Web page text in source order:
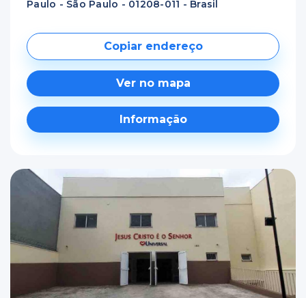
Paulo - São Paulo - 01208-011 - Brasil
Copiar endereço
Ver no mapa
Informação